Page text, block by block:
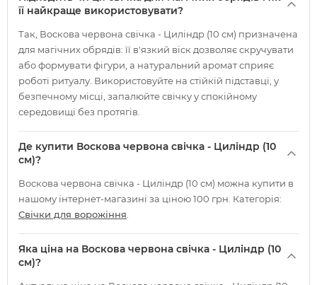
її найкраще використовувати?
Так, Воскова червона свічка - Циліндр (10 см) призначена
для магічних обрядів: її в'язкий віск дозволяє скручувати
або формувати фігури, а натуральний аромат сприяє
роботі ритуалу. Використовуйте на стійкій підставці, у
безпечному місці, запалюйте свічку у спокійному
середовищі без протягів.
Де купити Воскова червона свічка - Циліндр (10
см)?
Воскова червона свічка - Циліндр (10 см) можна купити в
нашому інтернет-магазині за ціною 100 грн. Категорія:
Свічки для ворожіння
Яка ціна на Воскова червона свічка - Циліндр (10
см)?